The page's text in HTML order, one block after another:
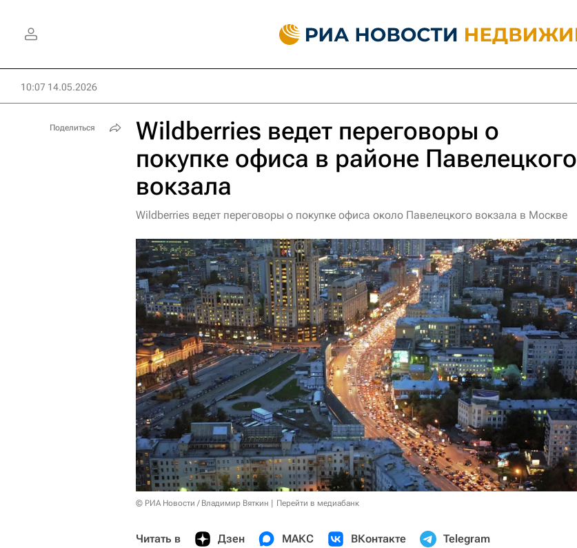
10:07 14.05.2026
Wildberries ведет переговоры о
покупке офиса в районе Павелецкого
вокзала
Wildberries ведет переговоры о покупке офиса около Павелецкого вокзала в Москве
© РИА Новости / Владимир Вяткин Перейти в медиабанк
Читать в Дзен МАКС ВКонтакте Telegram
Поделиться